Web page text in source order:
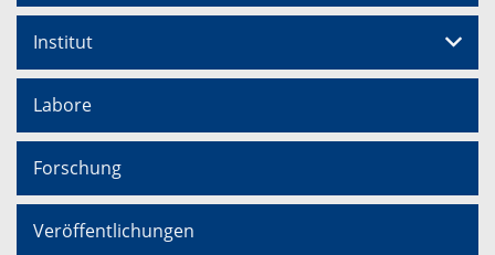
Institut
Labore
Forschung
Veröffentlichungen